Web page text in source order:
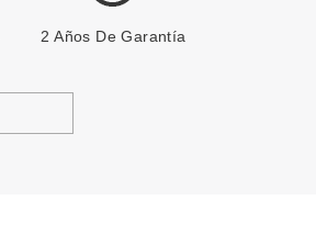
2 Años De Garantía